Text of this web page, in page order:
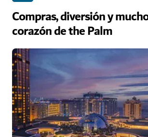
Compras, diversión y
corazón de the Palm